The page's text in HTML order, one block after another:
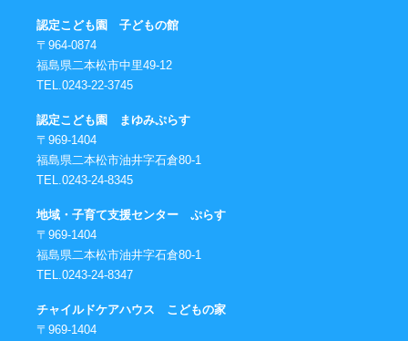
認定こども園 子どもの館
〒964-0874
福島県二本松市中里49-12
TEL.0243-22-3745
認定こども園 まゆみぷらす
〒969-1404
福島県二本松市油井字石倉80-1
TEL.0243-24-8345
地域・子育て支援センター ぷらす
〒969-1404
福島県二本松市油井字石倉80-1
TEL.0243-24-8347
チャイルドケアハウス こどもの家
〒969-1404